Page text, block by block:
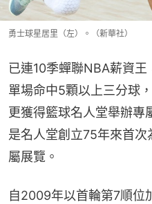
勇士球星居里（左）。（新華社）
已連10季蟬聯NBA薪資
單場命中5顆以上三分球
更獲得籃球名人堂舉辦專
是名人堂創立75年來首
屬展覽。
自2009年以首輪第7順位